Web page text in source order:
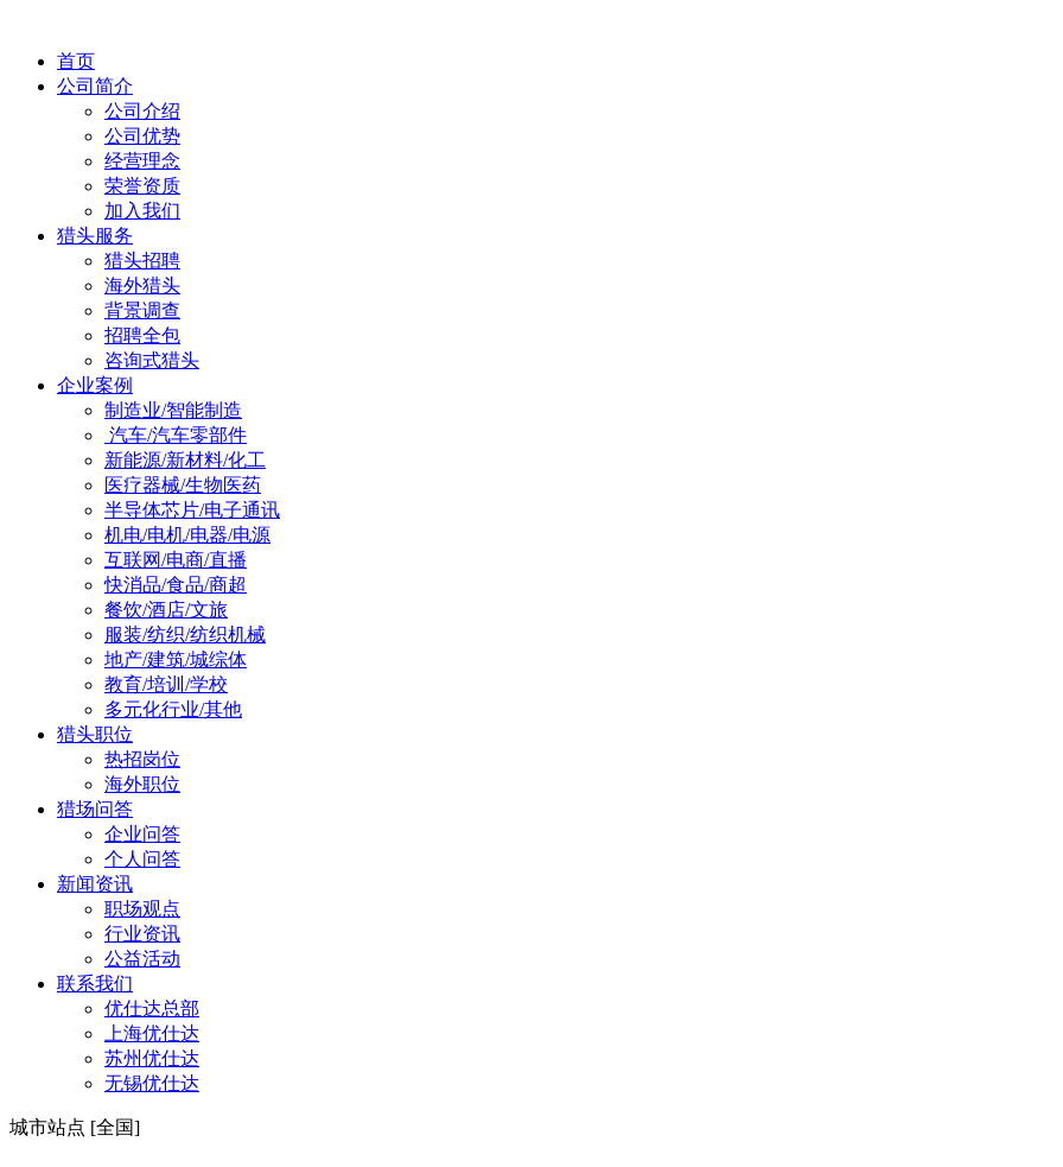
首页
公司简介
公司介绍
公司优势
经营理念
荣誉资质
加入我们
猎头服务
猎头招聘
海外猎头
背景调查
招聘全包
咨询式猎头
企业案例
制造业/智能制造
汽车/汽车零部件
新能源/新材料/化工
医疗器械/生物医药
半导体芯片/电子通讯
机电/电机/电器/电源
互联网/电商/直播
快消品/食品/商超
餐饮/酒店/文旅
服装/纺织/纺织机械
地产/建筑/城综体
教育/培训/学校
多元化行业/其他
猎头职位
热招岗位
海外职位
猎场问答
企业问答
个人问答
新闻资讯
职场观点
行业资讯
公益活动
联系我们
优仕达总部
上海优仕达
苏州优仕达
无锡优仕达
城市站点 [全国]